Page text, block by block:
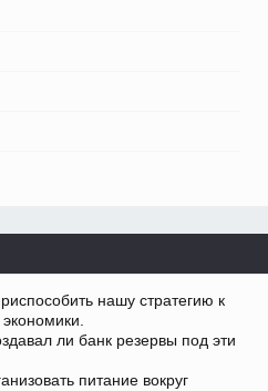
нашу стратегию к
ли банк резервы под эти
питание вокруг